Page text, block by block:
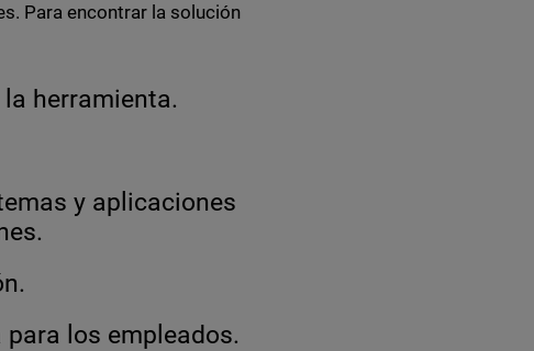
Para encontrar la solución
herramienta.
y aplicaciones
los empleados.